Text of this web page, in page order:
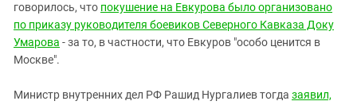
говорилось, что покушение на Евкурова было организовано
по приказу руководителя боевиков Северного Кавказа Доку
Умарова - за то, в частности, что Евкуров "особо ценится в
Москве".
Министр внутренних дел РФ Рашид Нургалиев тогда заявил,